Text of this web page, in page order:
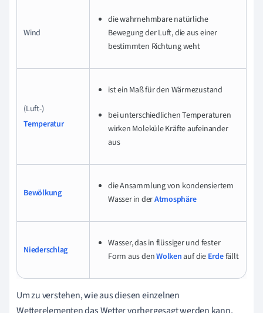
Wind
die wahrnehmbare natürliche
Bewegung der Luft, die aus einer
bestimmten Richtung weht
(Luft-)
Temperatur
ist ein Maß für den Wärmezustand
bei unterschiedlichen Temperaturen
wirken Moleküle Kräfte aufeinander
aus
Bewölkung
die Ansammlung von kondensiertem
Wasser in derAtmosphäre
Niederschlag
Wasser, das in flüssiger und fester
Form aus denWolkenauf die Erdefällt
Um zu verstehen, wie aus diesen einzelnen
Wetterelementen das Wetter vorhergesagt werden kann,